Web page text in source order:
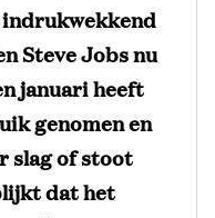
indrukwekkend
Steve Jobs nu
januari heeft
genomen en
slag of stoot
dat het